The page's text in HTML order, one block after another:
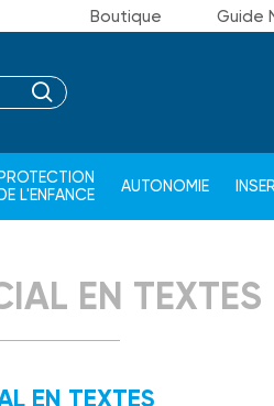
Boutique Guide
PROTECTION
DE L'ENFANCE
AUTONOMIE
EN TEXTES
EN TEXTES